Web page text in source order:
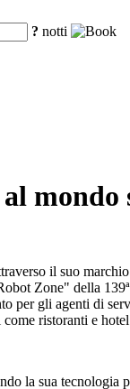
? notti
il suo
Zone" della
per gli agenti di
ristoranti e
la sua